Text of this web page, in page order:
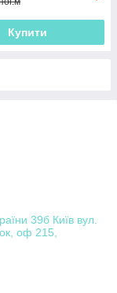
Купити
39б Київ вул.
оф 215,